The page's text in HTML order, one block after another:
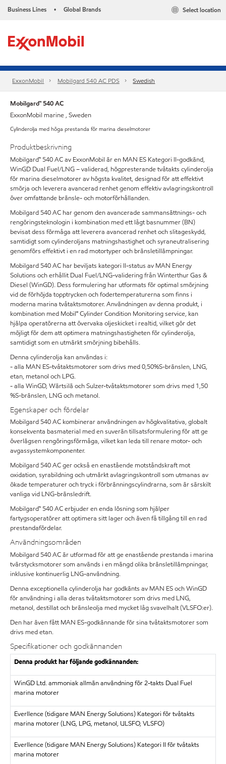
Business Lines • Global Brands Select location
ExxonMobil Mobilgard 540 AC PDS Swedish
Mobilgard™ 540 AC
ExxonMobil marine , Sweden
Cylinderolja med höga prestanda för marina dieselmotorer
Produktbeskrivning
Mobilgard™ 540 AC av ExxonMobil är en MAN ES Kategori II-godkänd,
WinGD Dual Fuel/LNG – validerad, högpresterande tvåtakts cylinderolja
för marina dieselmotorer av högsta kvalitet, designad för att effektivt
smörja och leverera avancerad renhet genom effektiv avlagringskontroll
över omfattande bränsle- och motorförhållanden.
Mobilgard 540 AC har genom den avancerade sammansättnings- och
rengöringsteknologin i kombination med ett lågt basnummer (BN)
bevisat dess förmåga att leverera avancerad renhet och slitageskydd,
samtidigt som cylinderoljans matningshastighet och syraneutralisering
genomförs effektivt i en rad motortyper och bränsletillämpningar.
Mobilgard 540 AC har beviljats kategori II-status av MAN Energy
Solutions och erhållit Dual Fuel/LNG-validering från Winterthur Gas &
Diesel (WinGD). Dess formulering har utformats för optimal smörjning
vid de förhöjda topptrycken och fodertemperaturerna som finns i
moderna marina tvåtaktsmotorer. Användningen av denna produkt, i
kombination med Mobil℠ Cylinder Condition Monitoring service, kan
hjälpa operatörerna att övervaka oljeskicket i realtid, vilket gör det
möjligt för dem att optimera matningshastigheten för cylinderolja,
samtidigt som en utmärkt smörjning bibehålls.
Denna cylinderolja kan användas i:
- alla MAN ES-tvåtaktsmotorer som drivs med 0,50%S-bränslen, LNG,
etan, metanol och LPG.
- alla WinGD, Wärtsilä och Sulzer-tvåtaktsmotorer som drivs med 1,50
%S-bränslen, LNG och metanol.
Egenskaper och fördelar
Mobilgard 540 AC kombinerar användningen av högkvalitativa, globalt
konsekventa basmaterial med en suverän tillsatsformulering för att ge
överlägsen rengöringsförmåga, vilket kan leda till renare motor- och
avgassystemkomponenter.
Mobilgard 540 AC ger också en enastående motståndskraft mot
oxidation, syrabildning och utmärkt avlagringskontroll som utmanas av
ökade temperaturer och tryck i förbränningscylindrarna, som är särskilt
vanliga vid LNG-bränsledrift.
Mobilgard™ 540 AC erbjuder en enda lösning som hjälper
fartygsoperatörer att optimera sitt lager och även få tillgång till en rad
prestandafördelar.
Användningsområden
Mobilgard 540 AC är utformad för att ge enastående prestanda i marina
tvärstycksmotorer som används i en mängd olika bränsletillämpningar,
inklusive kontinuerlig LNG-användning.
Denna exceptionella cylinderolja har godkänts av MAN ES och WinGD
för användning i alla deras tvåtaktsmotorer som drivs med LNG,
metanol, destillat och bränsleolja med mycket låg svavelhalt (VLSFO:er).
Den har även fått MAN ES-godkännande för sina tvåtaktsmotorer som
drivs med etan.
Specifikationer och godkännanden
Denna produkt har följande godkännanden:
WinGD Ltd. ammoniak allmän användning för 2-takts Dual Fuel
marina motorer
Everllence (tidigare MAN Energy Solutions) Kategori för tvåtakts
marina motorer (LNG, LPG, metanol, ULSFO, VLSFO)
Everllence (tidigare MAN Energy Solutions) Kategori II för tvåtakts
marina motorer